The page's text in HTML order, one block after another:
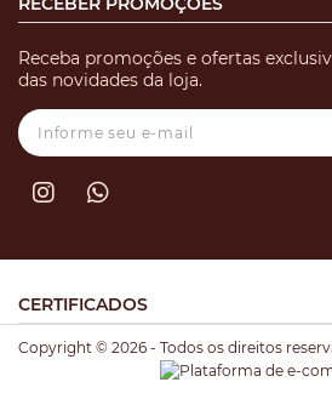
Receba promoções e ofertas
das novidades da loja.
CERTIFICADOS
Copyright © 2026 - Todos os direitos